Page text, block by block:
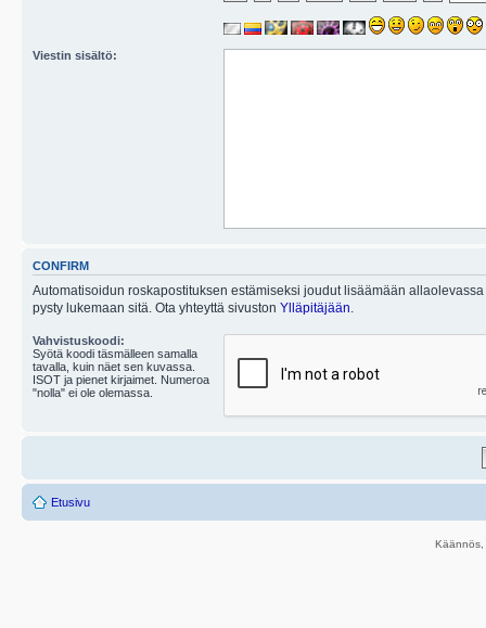
Viestin sisältö:
CONFIRM
Automatisoidun roskapostituksen estämiseksi joudut lisäämään
pysty lukemaan sitä. Ota yhteyttä sivuston Ylläpitäjään
Vahvistuskoodi:
Syötä koodi täsmälleen samalla
tavalla, kuin näet sen kuvassa.
ISOT ja pienet kirjaimet. Numeroa
"nolla" ei ole olemassa.
Etusivu